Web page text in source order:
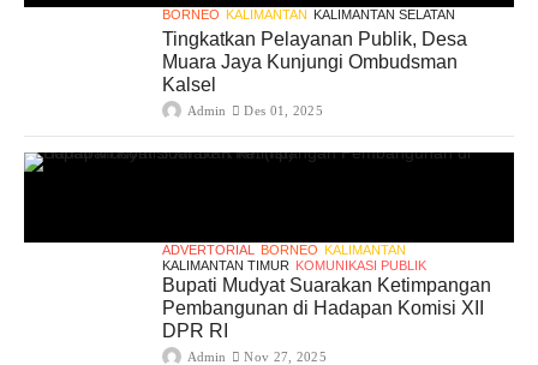
BORNEO KALIMANTAN KALIMANTAN SELATAN
Tingkatkan Pelayanan Publik, Desa
Muara Jaya Kunjungi Ombudsman
Kalsel
Admin Des 01, 2025
ADVERTORIAL BORNEO KALIMANTAN
KALIMANTAN TIMUR KOMUNIKASI PUBLIK
Bupati Mudyat Suarakan Ketimpangan
Pembangunan di Hadapan Komisi XII
DPR RI
Admin Nov 27, 2025